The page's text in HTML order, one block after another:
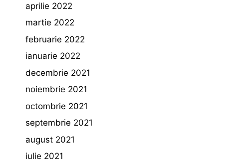
aprilie 2022
martie 2022
februarie 2022
ianuarie 2022
decembrie 2021
noiembrie 2021
octombrie 2021
septembrie 2021
august 2021
iulie 2021